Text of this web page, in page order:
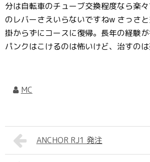
分は自転車のチューブ交換程度なら楽
のレバーさえいらないですねw さっさ
掛からずにコースに復帰。長年の経験が
パンクはこけるのは怖いけど、治すのは
MC
ANCHOR RJ1 発注